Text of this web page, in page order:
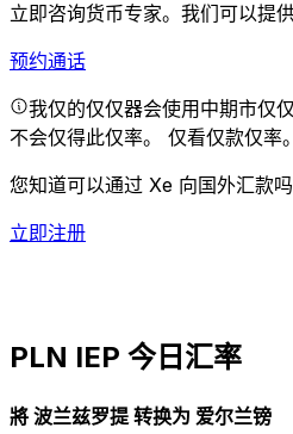
立即咨询货币专家。 我们可以提
预约通话
我仅的仅仅器会使用中期市仅
不会仅得此仅率。 仅看仅款仅率。
您知道可以通过 Xe 向国外汇款吗
立即注册
PLN IEP 今日汇率
將 波兰兹罗提 转换为 爱尔兰镑